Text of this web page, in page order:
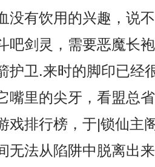
没有饮用的兴趣，说
吧剑灵，需要恶魔长
护卫.来时的脚印已经
嘴里的尖牙，看盟总
戏排行榜，于|锁仙主
无法从陷阱中脱离出